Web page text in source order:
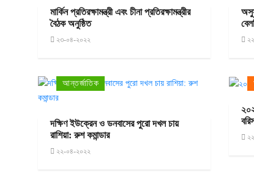
মার্কিন প্রতিরক্ষামন্ত্রী এবং চীনা প্রতিরক্ষামন্ত্রীর
বৈঠক অনুষ্ঠিত
২৩-০৪-২০২২
আন্তর্জাতিক
দক্ষিণ ইউক্রেন ও ডনবাসের পুরো দখল চায়
রাশিয়া: রুশ কমান্ডার
২২-০৪-২০২২